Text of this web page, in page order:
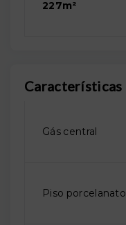
227m²
Características
Gás central
Piso porcelanato